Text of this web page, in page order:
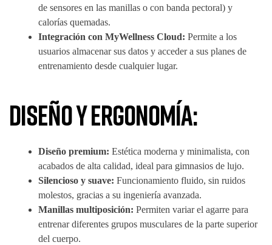
de sensores en las manillas o con banda pectoral) y
calorías quemadas.
Integración con MyWellness Cloud: Permite a los
usuarios almacenar sus datos y acceder a sus planes de
entrenamiento desde cualquier lugar.
Diseño y ergonomía:
Diseño premium: Estética moderna y minimalista, con
acabados de alta calidad, ideal para gimnasios de lujo.
Silencioso y suave: Funcionamiento fluido, sin ruidos
molestos, gracias a su ingeniería avanzada.
Manillas multiposición: Permiten variar el agarre para
entrenar diferentes grupos musculares de la parte superior
del cuerpo.